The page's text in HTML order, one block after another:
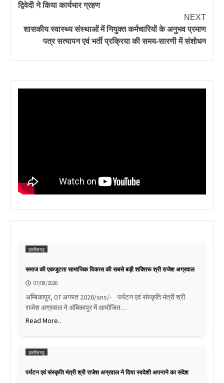
द्विवेदी ने किया कार्यभार ग्रहण
NEXT
शासकीय स्वास्थ्य संस्थाओं में नियुक्त कर्मचारियों के अनुभव प्रमाण
पत्र सत्यापन एवं भर्ती प्रक्रिया की समय-सारणी में संशोधन
छत्तीसगढ़
समाज की एकजुटता सामाजिक विकास की सबसे बड़ी शक्तिरू श्री राजेश अग्रवाल
07/08/2026
अम्बिकापुर, 07 अगस्त 2026/sns/- पर्यटन एवं संस्कृति मंत्री श्री
राजेश अग्रवाल ने अंबिकापुर में आयोजित…
Read More..
छत्तीसगढ़
पर्यटन एवं संस्कृति मंत्री श्री राजेश अग्रवाल ने दिया स्वदेशी अपनाने का संदेश